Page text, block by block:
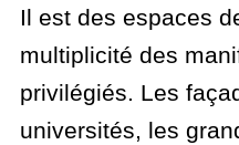
Il est des espaces
multiplicité des
privilégiés. Les
universités, les